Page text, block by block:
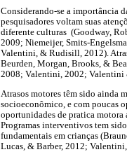
Considerando-se a importância
pesquisadores voltam suas
diferente culturas (Goodway,
2009; Niemeijer, Smits-
Valentini, & Rudisill, 2012).
Beurden, Morgan, Brooks, &
2008; Valentini, 2002;
Atrasos motores têm sido ainda
socioeconômico, e com poucas
oportunidades de pratica motora
Programas interventivos tem
fundamentais em crianças
Lucas, & Barber, 2012;